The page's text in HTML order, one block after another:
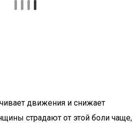
движения и снижает
страдают от этой боли чаще,